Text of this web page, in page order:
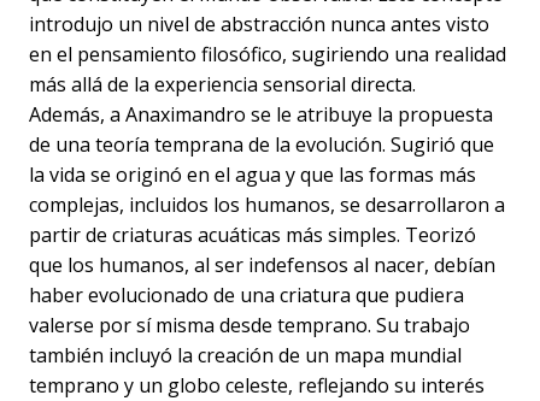
introdujo un nivel de abstracción nunca antes visto
en el pensamiento filosófico, sugiriendo una realidad
más allá de la experiencia sensorial directa.
Además, a Anaximandro se le atribuye la propuesta
de una teoría temprana de la evolución. Sugirió que
la vida se originó en el agua y que las formas más
complejas, incluidos los humanos, se desarrollaron a
partir de criaturas acuáticas más simples. Teorizó
que los humanos, al ser indefensos al nacer, debían
haber evolucionado de una criatura que pudiera
valerse por sí misma desde temprano. Su trabajo
también incluyó la creación de un mapa mundial
temprano y un globo celeste, reflejando su interés